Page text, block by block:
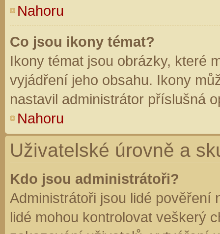
Nahoru
Co jsou ikony témat?
Ikony témat jsou obrázky, které
vyjádření jeho obsahu. Ikony
nastavil administrátor příslušná
Nahoru
Uživatelské úrovně a
Kdo jsou administrátoři?
Administrátoři jsou lidé pověření
lidé mohou kontrolovat veškerý